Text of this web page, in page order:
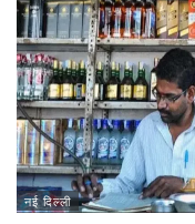
नई दिल्ली